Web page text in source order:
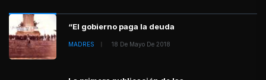
“El gobierno paga la deuda
MADRES 18 De Mayo De 2018